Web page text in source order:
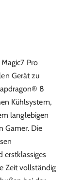
Pro
Gerät zu
8
Kühlsystem,
langlebigen
Gamer. Die
erstklassiges
Zeit vollständig